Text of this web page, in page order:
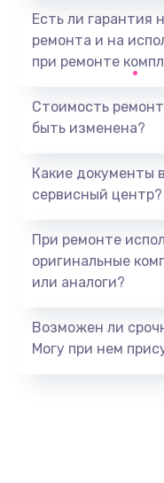
Ремонт или
Есть ли гарантия
ремонта и на
при ремонте
Стоимость
быть изменена?
Какие документы
сервисный центр?
При ремонте
оригинальные
или аналоги?
Возможен ли
Могу при нем